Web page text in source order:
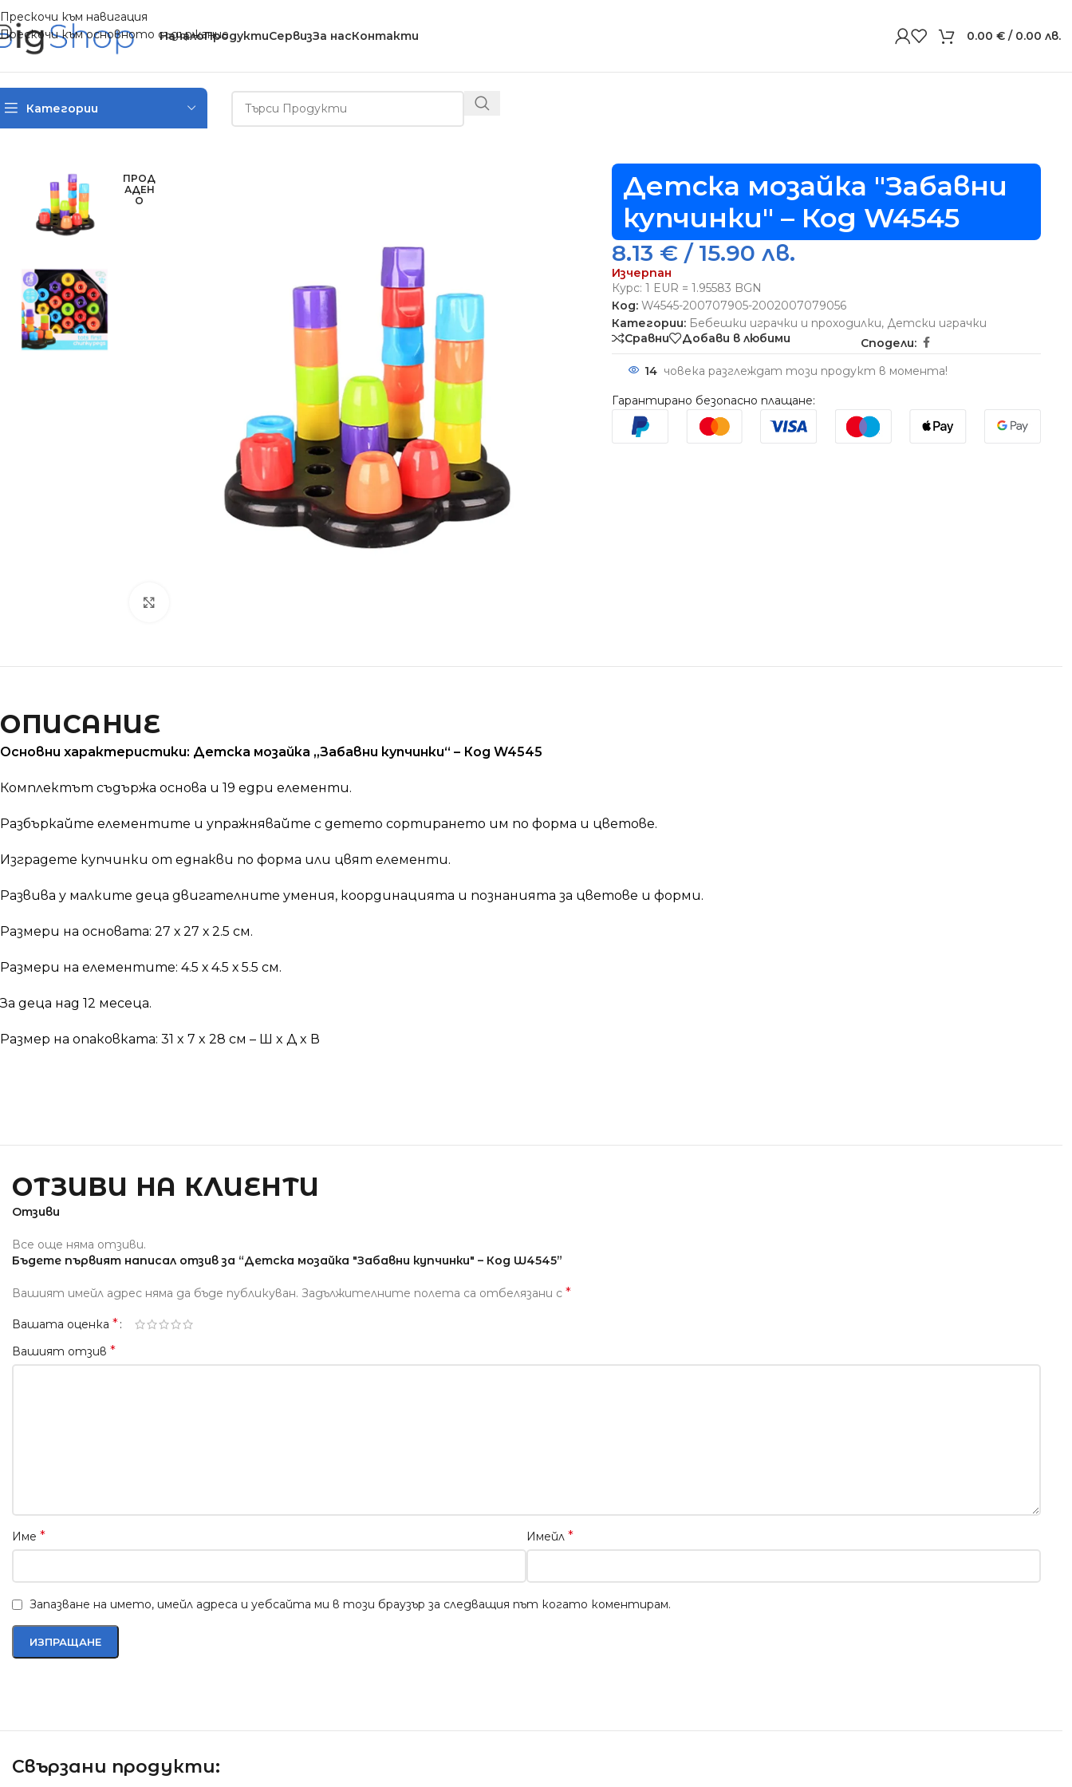
Прескочи към навигация
Прескочи към основното съдържание
НачалоПродуктиСервизЗа насКонтакти 0.00 € / 0.00 лв.
Категории
ПРОД
АДЕН
О
Детска мозайка "Забавни
купчинки" – Код W4545
8.13 € / 15.90 лв.
Изчерпан
Курс: 1 EUR = 1.95583 BGN
Код:W4545-200707905-2002007079056
Категории: Бебешки играчки и проходилки, Детски играчки
Сравни
Добави в любими
Сподели:
14 човека разглеждат този продукт в момента!
Гарантирано безопасно плащане:
ОПИСАНИЕ
Основни характеристики: Детска мозайка „Забавни купчинки“ – Код W4545
Комплектът съдържа основа и 19 едри елементи.
Разбъркайте елементите и упражнявайте с детето сортирането им по форма и цветове.
Изградете купчинки от еднакви по форма или цвят елементи.
Развива у малките деца двигателните умения, координацията и познанията за цветове и форми.
Размери на основата: 27 х 27 х 2.5 см.
Размери на елементите: 4.5 х 4.5 х 5.5 см.
За деца над 12 месеца.
Размер на опаковката: 31 x 7 x 28 см – Ш x Д x В
ОТЗИВИ НА КЛИЕНТИ
Отзиви
Все още няма отзиви.
Бъдете първият написал отзив за “Детска мозайка "Забавни купчинки" – Код W4545”
Вашият имейл адрес няма да бъде публикуван. Задължителните полета са отбелязани с *
Вашата оценка *
Вашият отзив *
Име * Имейл *
Запазване на името, имейл адреса и уебсайта ми в този браузър за следващия път когато коментирам.
Свързани продукти: